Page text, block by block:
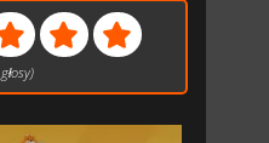
głosy)